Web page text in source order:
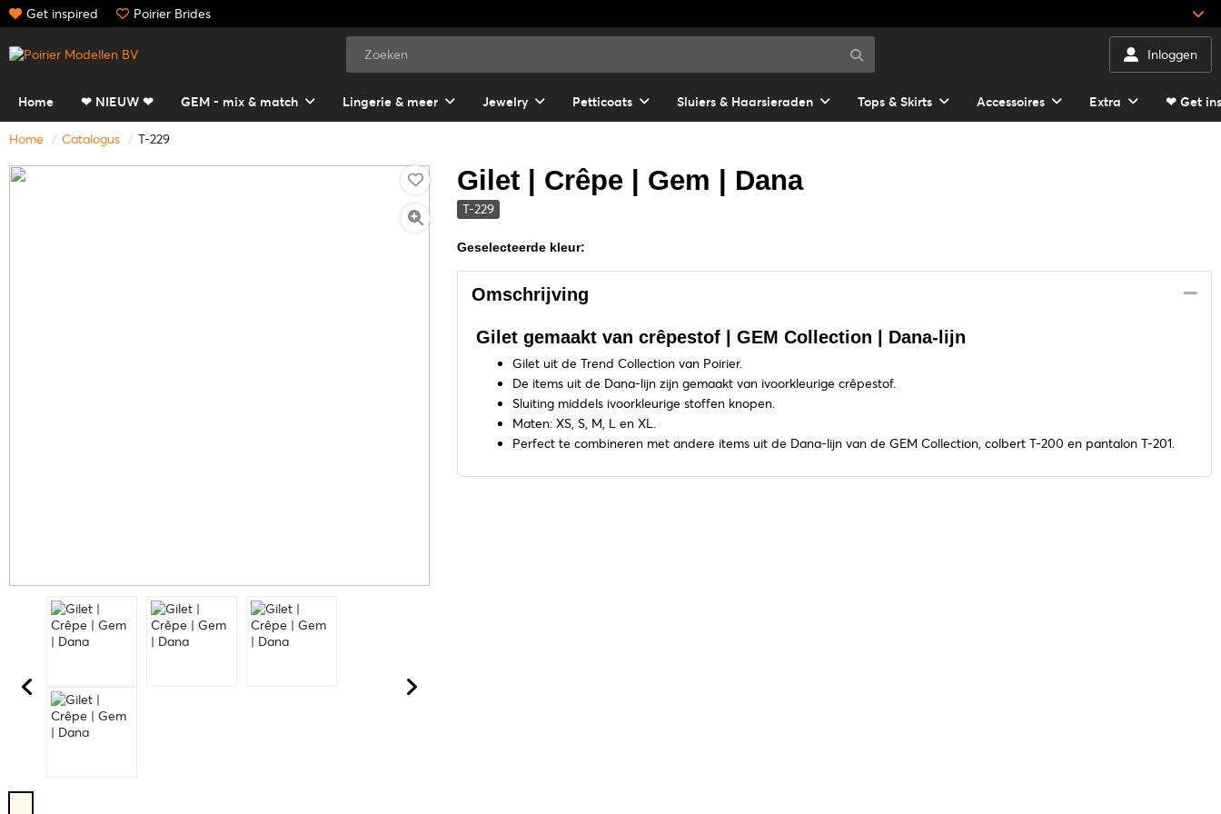
Get inspired Poirier Brides
Inloggen
Home ❤ NIEUW ❤ GEM - mix & match Lingerie & meer Jewelry Petticoats Sluiers & Haarsieraden Tops & Skirts Accessoires Extra ❤ Get
Home Catalogus T-229
Gilet | Crêpe | Gem | Dana
T-229
Geselecteerde kleur:
Omschrijving
Gilet gemaakt van crêpestof | GEM Collection | Dana-lijn
Gilet uit de Trend Collection van Poirier.
De items uit de Dana-lijn zijn gemaakt van ivoorkleurige crêpestof.
Sluiting middels ivoorkleurige stoffen knopen.
Maten: XS, S, M, L en XL.
Perfect te combineren met andere items uit de Dana-lijn van de GEM Collection, colbert T-200 en pantalon T-201.